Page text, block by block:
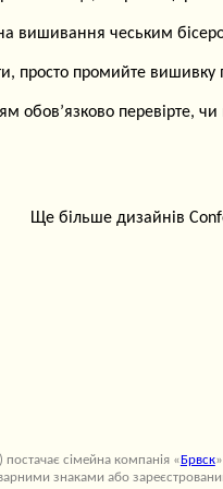
вишивання чеським
просто промийте
обов’язково перевірте, чи
Ще більше дизайнів
сімейна компанія « Брвск
знаками або